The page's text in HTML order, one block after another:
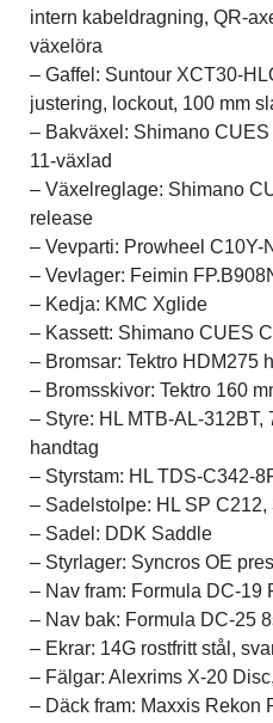
intern kabeldragning, QR-
växelöra
– Gaffel: Suntour XCT30-
justering, lockout, 100 mm
– Bakväxel: Shimano
11-växlad
– Växelreglage: Shimano
release
– Vevparti: Prowheel C10Y-
– Vevlager: Feimin
– Kedja: KMC Xglide
– Kassett: Shimano CUES
– Bromsar: Tektro HDM275
– Bromsskivor: Tektro 160
– Styre: HL MTB-AL-312BT,
handtag
– Styrstam: HL TDS-C342-
– Sadelstolpe: HL SP C212,
– Sadel: DDK Saddle
– Styrlager: Syncros OE
– Nav fram: Formula DC-19
– Nav bak: Formula DC-25
– Ekrar: 14G rostfritt stål,
– Fälgar: Alexrims X-20
– Däck fram: Maxxis Rekon